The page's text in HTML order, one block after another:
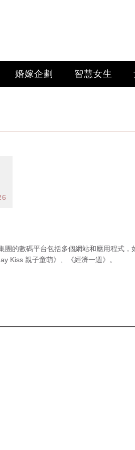
婚嫁企劃 智慧女生
團的數碼平台包括多個網站和應用程式，
Kiss 親子童萌》
《經濟一週》 。